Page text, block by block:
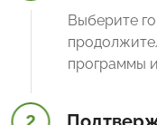
Выберите
программы